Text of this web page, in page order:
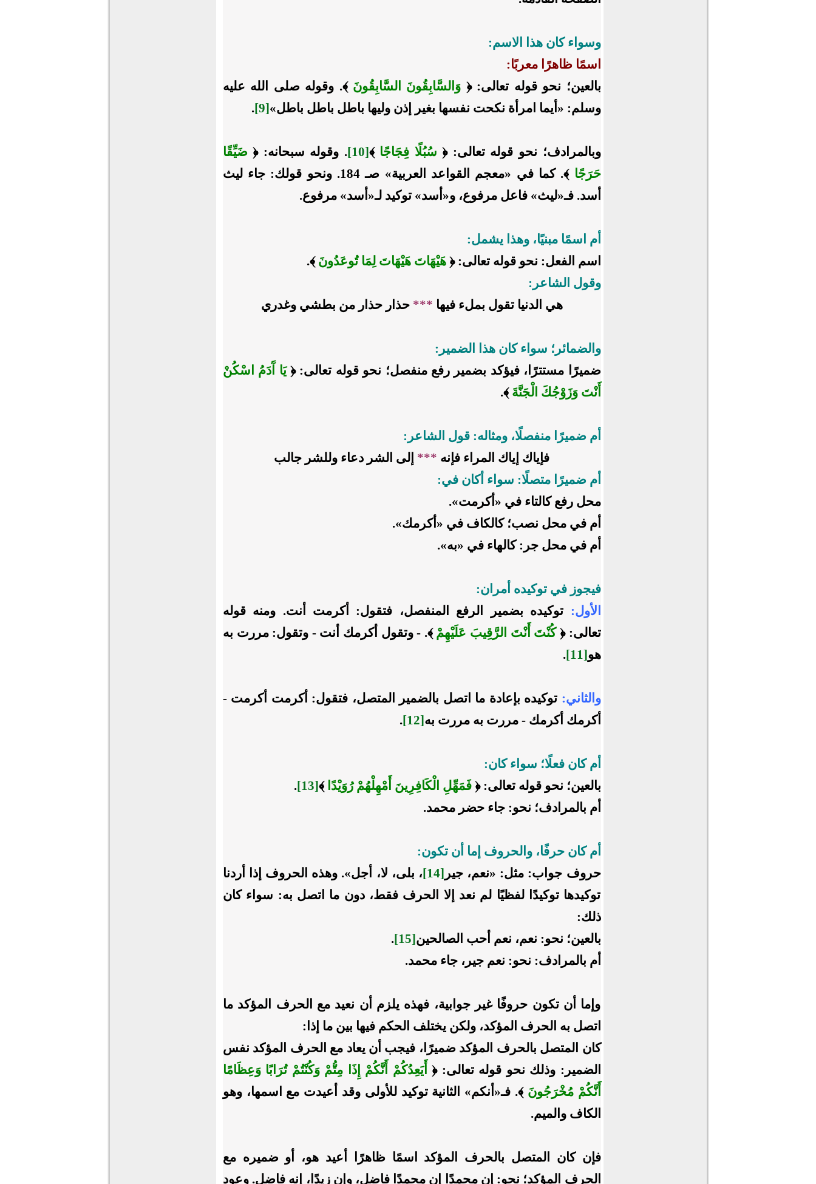
وسواء كان هذا الاسم:
اسمًا ظاهرًا معربًا:
بالعين؛ نحو قوله تعالى: ﴿ وَالسَّابِقُونَ السَّابِقُونَ ﴾. وقوله صلى الله عليه
وسلم: «أيما امرأة نكحت نفسها بغير إذن وليها باطل باطل باطل»[9]
.
وبالمرادف؛ نحو قوله تعالى: ﴿ سُبُلًا فِجَاجًا ﴾[10] . وقوله سبحانه: ﴿ضَيِّقًا
حَرَجًا
﴾. كما في «معجم القواعد العربية» صـ 184. ونحو قولك: جاء ليث
أسد. فـ«ليث» فاعل مرفوع، و«أسد» توكيد لـ«أسد» مرفوع.
أم اسمًا مبنيًا، وهذا يشمل:
اسم الفعل: نحو قوله تعالى: ﴿هَيْهَاتَ هَيْهَاتَ لِمَا تُوعَدُونَ ﴾.
وقول الشاعر:
هي الدنيا تقول بملء فيها *** حذار حذار من بطشي وغدري
والضمائر؛ سواء كان هذا الضمير:
ضميرًا مستترًا، فيؤكد بضمير رفع منفصل؛ نحو قوله تعالى: ﴿يَا آَدَمُ اسْكُنْ
أَنْتَ وَزَوْجُكَ الْجَنَّةَ ﴾.
أم ضميرًا منفصلًا، ومثاله: قول الشاعر:
فإياك إياك المراء فإنه *** إلى الشر دعاء وللشر جالب
أم ضميرًا متصلًا: سواء أكان في:
محل رفع كالتاء في «أكرمت».
أم في محل نصب؛ كالكاف في «أكرمك».
أم في محل جر: كالهاء في «به».
فيجوز في توكيده أمران:
الأول: توكيده بضمير الرفع المنفصل، فتقول: أكرمت أنت. ومنه قوله
تعالى: ﴿كُنْتَ أَنْتَ الرَّقِيبَ عَلَيْهِمْ ﴾. - وتقول أكرمك أنت - وتقول: مررت به
هو[11]
.
والثاني: توكيده بإعادة ما اتصل بالضمير المتصل، فتقول: أكرمت أكرمت -
أكرمك أكرمك - مررت به مررت به[12]
.
أم كان فعلًا؛ سواء كان:
بالعين؛ نحو قوله تعالى: ﴿فَمَهِّلِ الْكَافِرِينَ أَمْهِلْهُمْ رُوَيْدًا ﴾[13]
.
أم بالمرادف؛ نحو: جاء حضر محمد.
أم كان حرفًا، والحروف إما أن تكون:
حروف جواب: مثل: «نعم، جير [14]
، بلى، لا، أجل». وهذه الحروف إذا أردنا
توكيدها توكيدًا لفظيًا لم نعد إلا الحرف فقط، دون ما اتصل به: سواء كان
ذلك:
بالعين؛ نحو: نعم، نعم أحب الصالحين[15]
.
أم بالمرادف: نحو: نعم جير، جاء محمد.
وإما أن تكون حروفًا غير جوابية، فهذه يلزم أن نعيد مع الحرف المؤكد ما
اتصل به الحرف المؤكد، ولكن يختلف الحكم فيها بين ما إذا:
كان المتصل بالحرف المؤكد ضميرًا، فيجب أن يعاد مع الحرف المؤكد نفس
الضمير: وذلك نحو قوله تعالى: ﴿ أَيَعِدُكُمْ أَنَّكُمْ إِذَا مِتُّمْ وَكُنْتُمْ تُرَابًا وَعِظَامًا
أَنَّكُمْ مُخْرَجُونَ ﴾. فـ«أنكم» الثانية توكيد للأولى وقد أعيدت مع اسمها، وهو
الكاف والميم.
فإن كان المتصل بالحرف المؤكد اسمًا ظاهرًا أعيد هو، أو ضميره مع
الحرف المؤكد؛ نحو: إن محمدًا إن محمدًا فاضل، وإن زيدًا، إنه فاضل. وعود